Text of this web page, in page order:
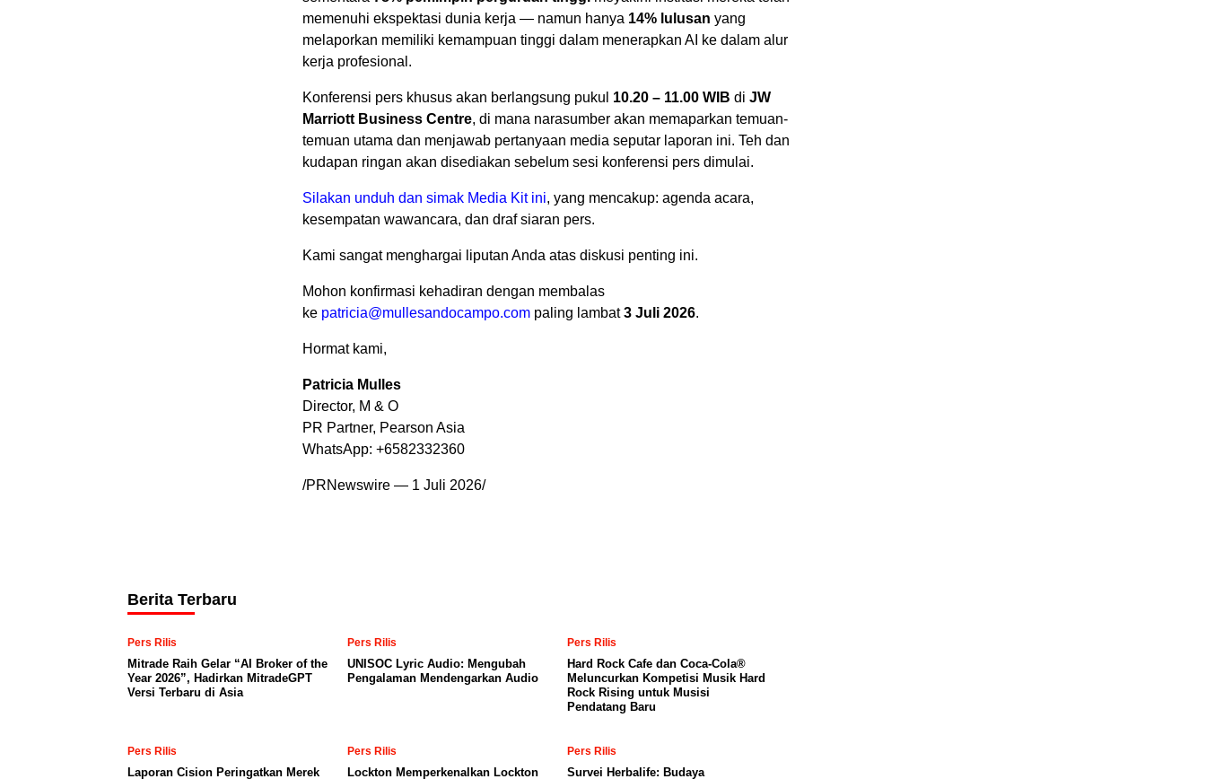
memenuhi ekspektasi dunia kerja — namun hanya 14% lulusan yang
melaporkan memiliki kemampuan tinggi dalam menerapkan AI ke dalam alur
kerja profesional.
Konferensi pers khusus akan berlangsung pukul 10.20 – 11.00 WIB di JW
Marriott Business Centre, di mana narasumber akan memaparkan temuan-
temuan utama dan menjawab pertanyaan media seputar laporan ini. Teh dan
kudapan ringan akan disediakan sebelum sesi konferensi pers dimulai.
Silakan unduh dan simak Media Kit ini, yang mencakup: agenda acara,
kesempatan wawancara, dan draf siaran pers.
Kami sangat menghargai liputan Anda atas diskusi penting ini.
Mohon konfirmasi kehadiran dengan membalas
ke patricia@mullesandocampo.com paling lambat3 Juli 2026.
Hormat kami,
Patricia Mulles
Director, M & O
PR Partner, Pearson Asia
WhatsApp: +6582332360
/PRNewswire — 1 Juli 2026/
Berita Terbaru
Pers Rilis
Mitrade Raih Gelar “AI Broker of the
Year 2026”, Hadirkan MitradeGPT
Versi Terbaru di Asia
Pers Rilis
UNISOC Lyric Audio: Mengubah
Pengalaman Mendengarkan Audio
Pers Rilis
Hard Rock Cafe dan Coca-Cola®
Meluncurkan Kompetisi Musik Hard
Rock Rising untuk Musisi
Pendatang Baru
Pers Rilis
Laporan Cision Peringatkan Merek
Pers Rilis
Lockton Memperkenalkan Lockton
Pers Rilis
Survei Herbalife: Budaya